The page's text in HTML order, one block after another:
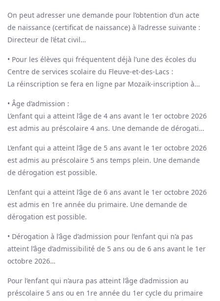
période d’inscription. Ils devront joindre une photo de
l’original du certificat de naissance (grand format) de
l’enfant.
On peut adresser une demande pour l’obtention d’un acte
de naissance (certificat de naissance) à l’adresse suivante :
Directeur de l’état civil
Québec (Québec) G1V 5C6
Téléphone : 418-644-4545 Sans frais : 1-877-644-4545
On peut aussi faire la demande en ligne :
http://www.etatcivil.gouv.qc.ca/
• Pour les élèves qui fréquentent déjà l’une des écoles du
Centre de services scolaire du Fleuve-et-des-Lacs :
La réinscription se fera en ligne par Mozaïk-inscription à
l’autorité parentale de ces élèves recevront par courriel la
procédure à suivre.
• Âge d’admission :
L’enfant qui a atteint l’âge de 4 ans avant le 1er octobre 2026
est admis au préscolaire 4 ans. Une demande de dérogation
L’enfant qui a atteint l’âge de 5 ans avant le 1er octobre 2026
est admis au préscolaire 5 ans temps plein. Une demande
de dérogation est possible.
L’enfant qui a atteint l’âge de 6 ans avant le 1er octobre 2026
est admis en 1re année du primaire. Une demande de
dérogation est possible.
• Dérogation à l’âge d’admission pour l’enfant qui n’a pas
atteint l’âge d’admissibilité de 5 ans ou de 6 ans avant le 1er
octobre 2026
une dérogation à l’âge d’admission vise des cas
exceptionnels et les enfants que l’on considère comme
Pour l’enfant qui n’aura pas atteint l’âge d’admission au
préscolaire 5 ans ou en 1re année du 1er cycle du primaire